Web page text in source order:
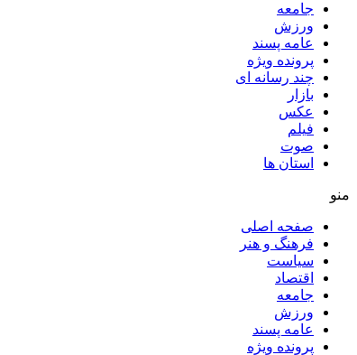
جامعه
ورزش
عامه پسند
پرونده ویژه
چند رسانه ای
بازار
عکس
فیلم
صوت
استان ها
منو
صفحه اصلی
فرهنگ و هنر
سیاست
اقتصاد
جامعه
ورزش
عامه پسند
پرونده ویژه